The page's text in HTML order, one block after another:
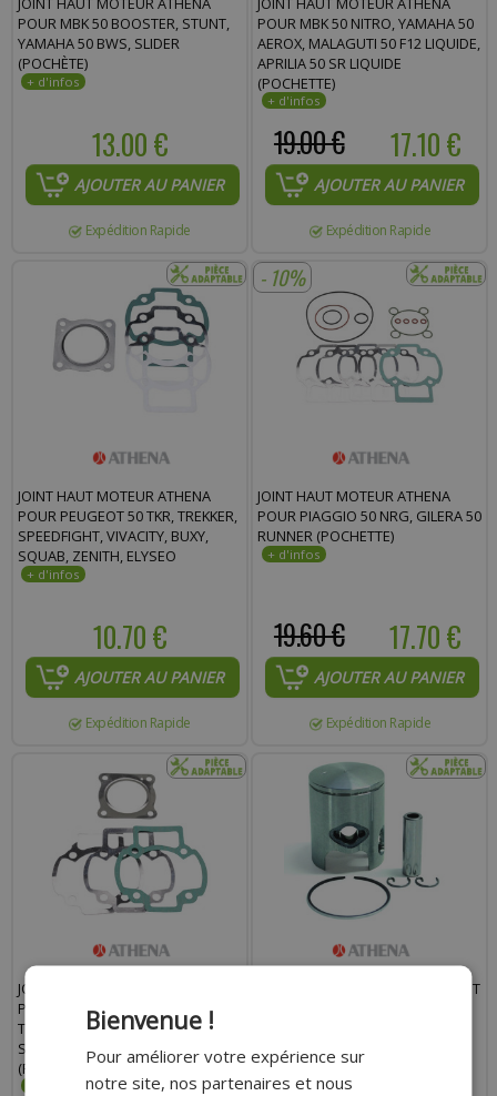
POUR MBK 50 BOOSTER, STUNT,
YAMAHA 50 BWS, SLIDER
(POCHÈTE)
13.00 €
AJOUTER AU PANIER
Expédition Rapide
POUR MBK 50 NITRO, YAMAHA 50
AEROX, MALAGUTI 50 F12 LIQUIDE,
APRILIA 50 SR LIQUIDE
(POCHETTE)
17.10 €
19.00 €
AJOUTER AU PANIER
Expédition Rapide
JOINT HAUT MOTEUR ATHENA
POUR PEUGEOT 50 TKR, TREKKER,
SPEEDFIGHT, VIVACITY, BUXY,
SQUAB, ZENITH, ELYSEO
10.70 €
AJOUTER AU PANIER
Expédition Rapide
- 10%
JOINT HAUT MOTEUR ATHENA
POUR PIAGGIO 50 NRG, GILERA 50
RUNNER (POCHETTE)
17.70 €
19.60 €
AJOUTER AU PANIER
Expédition Rapide
JOINT HAUT MOTEUR ATHENA
POUR PIAGGIO 50 ZIP 2T,
TYPHOON, LIBERTY 2T, GILERA 50
STALKER, APRILIA 50 SR AIR 2012+
(POCHETTE)
PISTON ATHENA MONO SEGMENT
AEROX, NEOS 2T, APRILIA 50 SR,
MALAGUTI 50 F10
Commentaire :
Bienvenue !
Pour améliorer votre expérience sur
notre site, nos partenaires et nous